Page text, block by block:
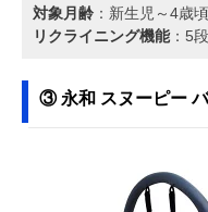
対象月齢 ：新生児～4歳
リクライニング機能：5
③ 永和 スヌーピー